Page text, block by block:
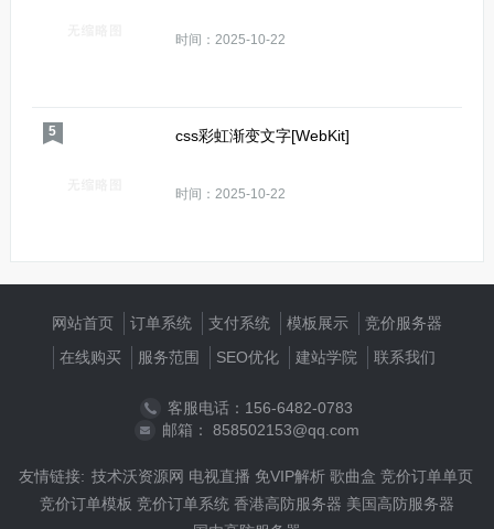
时间：2025-10-22
5 css彩虹渐变文字[WebKit]
时间：2025-10-22
网站首页 订单系统 支付系统 模板展示
竞价服务器
在线购买
服务范围 SEO优化 建站学院 联系我们
客服电话：156-6482-0783
邮箱： 858502153@qq.com
友情链接: 技术沃资源网 电视直播 免VIP解析 歌曲盒 竞价订单单页
竞价订单模板 竞价订单系统 香港高防服务器 美国高防服务器